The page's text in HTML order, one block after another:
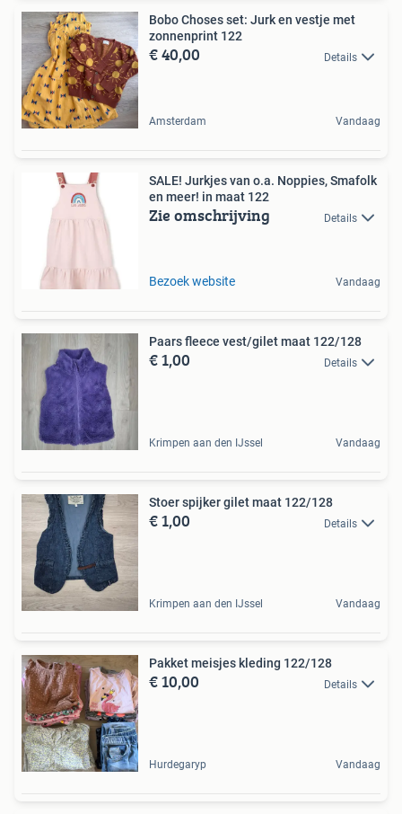
Bobo Choses set: Jurk en vestje met
zonnenprint 122
€ 40,00 Details
Amsterdam Vandaag
SALE! Jurkjes van o.a. Noppies, Smafolk
en meer! in maat 122
Zie omschrijving Details
Bezoek website Vandaag
Paars fleece vest/gilet maat 122/128
€ 1,00 Details
Krimpen aan den IJssel Vandaag
Stoer spijker gilet maat 122/128
€ 1,00 Details
Krimpen aan den IJssel Vandaag
Pakket meisjes kleding 122/128
€ 10,00 Details
Hurdegaryp Vandaag